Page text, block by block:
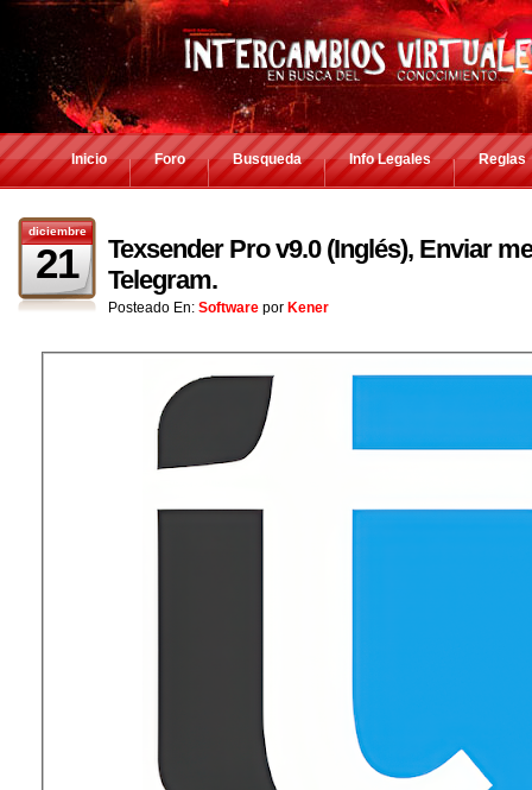
Inicio Foro Busqueda Info Legales Reglas
diciembre
21
Texsender Pro v9.0 (Inglés), Enviar
Telegram.
Posteado En: Software por Kener